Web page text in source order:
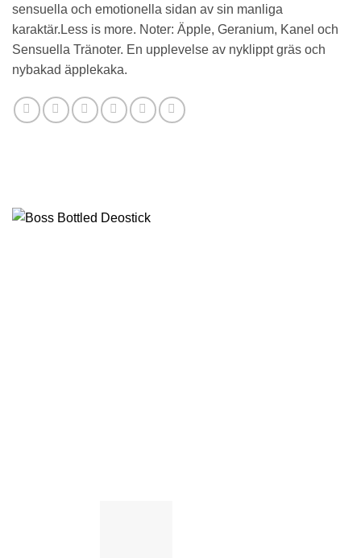
sensuella och emotionella sidan av sin manliga
karaktär.Less is more. Noter: Äpple, Geranium, Kanel och
Sensuella Tränoter. En upplevelse av nyklippt gräs och
nybakad äpplekaka.